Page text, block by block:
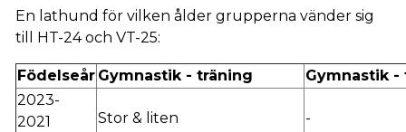
En lathund för vilken ålder grupperna vänder sig
till HT-24 och VT-25:
Födelseår Gymnastik - träning
Gymnastik -
2023-
2021
Stor & liten -